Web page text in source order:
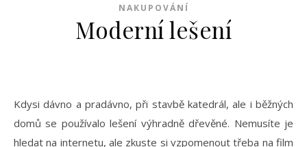
NAKUPOVÁNÍ
Moderní lešení
Kdysi dávno a pradávno, při stavbě katedrál, ale i běžných
domů se používalo lešení výhradně dřevěné. Nemusíte je
hledat na internetu, ale zkuste si vzpomenout třeba na film